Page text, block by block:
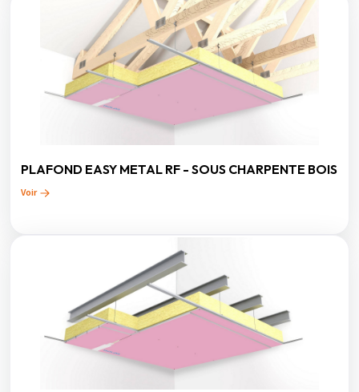
PLAFOND EASY METAL RF - SOUS CHARPENTE BOIS
Voir